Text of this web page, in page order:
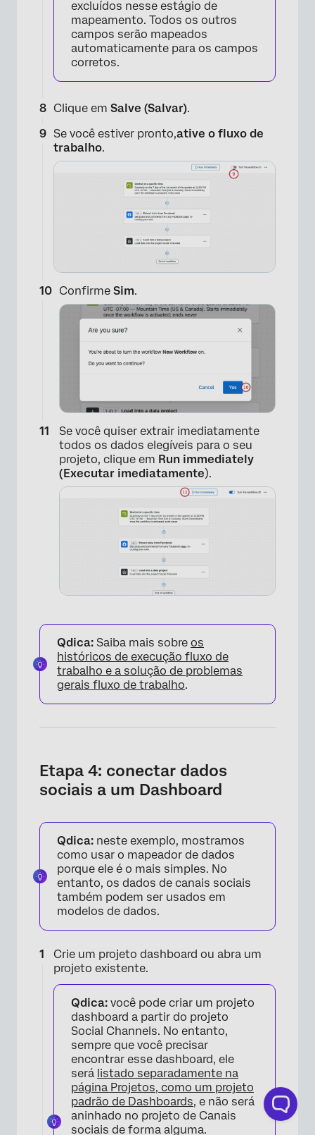
×
excluídos nesse estágio de
mapeamento. Todos os outros
campos serão mapeados
automaticamente para os campos
corretos.
Clique em Salve (Salvar).
Se você estiver pronto,ative o fluxo de
trabalho.
Confirme Sim.
×
Se você quiser extrair imediatamente
todos os dados elegíveis para o seu
projeto, clique em Run immediately
(Executar imediatamente).
Qdica: Saiba mais sobre os
históricos de execução fluxo de
trabalho e a solução de problemas
gerais fluxo de trabalho.
Etapa 4: conectar dados
sociais a um Dashboard
Qdica: neste exemplo, mostramos
como usar o mapeador de dados
porque ele é o mais simples. No
entanto, os dados de canais sociais
também podem ser usados em
modelos de dados.
Crie um projeto dashboard ou abra um
projeto existente.
Qdica: você pode criar um projeto
dashboard a partir do projeto
Social Channels. No entanto,
sempre que você precisar
encontrar esse dashboard, ele
será listado separadamente na
página Projetos, como um projeto
padrão de Dashboards, e não será
aninhado no projeto de Canais
sociais de forma alguma.